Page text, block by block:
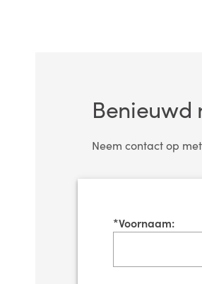
Neem contact op
*Voornaam: